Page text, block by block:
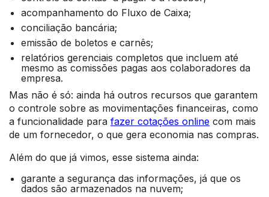
acompanhamento do Fluxo de Caixa;
conciliação bancária;
emissão de boletos e carnês;
relatórios gerenciais completos que incluem até
mesmo as comissões pagas aos colaboradores da
empresa.
Mas não é só: ainda há outros recursos que garantem
o controle sobre as movimentações financeiras, como
a funcionalidade para fazer cotações online com mais
de um fornecedor, o que gera economia nas compras.
Além do que já vimos, esse sistema ainda:
garante a segurança das informações, já que os
dados são armazenados na nuvem;